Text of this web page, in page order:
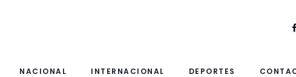
NACIONAL INTERNACIONAL DEPORTES